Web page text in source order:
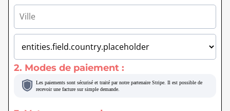
2. Modes de paiement :
Les paiements sont sécurisé et traité par notre partenaire Stripe. Il est possible de
recevoir une facture sur simple demande.